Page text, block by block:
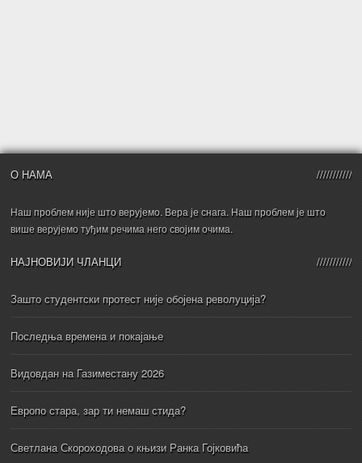
О НАМА
Наш проблем није што верујемо. Вера је снага. Наш проблем је што
више верујемо туђим речима него својим очима.
НАЈНОВИЈИ ЧЛАНЦИ
Зашто студентски протест није обојена револуција?
Последња времена и покајање
Видовдан на Газиместану 2026
Европо стара, зар ти немаш стида?
Светлана Скороходова о књизи Ранка Гојковића